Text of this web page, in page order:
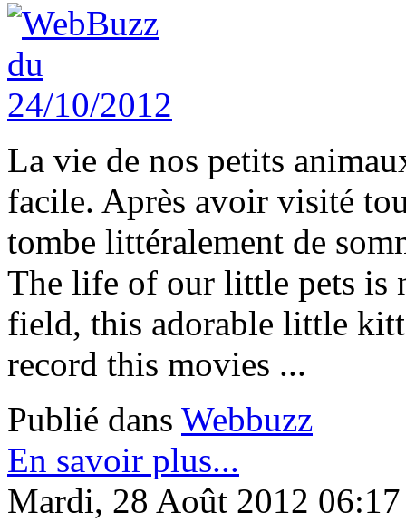
La vie de nos petits
facile. Après avoir visité
tombe littéralement de
The life of our little pets is
field, this adorable little
record this movies ...
Publié dans Webbuzz
En savoir plus...
Mardi, 28 Août 2012 06:17